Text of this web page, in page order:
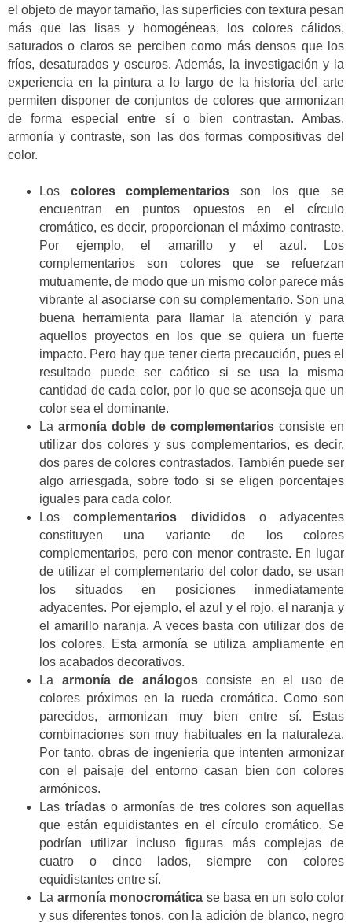
el objeto de mayor tamaño, las superficies con textura pesan
más que las lisas y homogéneas, los colores cálidos,
saturados o claros se perciben como más densos que los
fríos, desaturados y oscuros. Además, la investigación y la
experiencia en la pintura a lo largo de la historia del arte
permiten disponer de conjuntos de colores que armonizan
de forma especial entre sí o bien contrastan. Ambas,
armonía y contraste, son las dos formas compositivas del
color.
Los colores complementarios son los que se
encuentran en puntos opuestos en el círculo
cromático, es decir, proporcionan el máximo contraste.
Por ejemplo, el amarillo y el azul. Los
complementarios son colores que se refuerzan
mutuamente, de modo que un mismo color parece más
vibrante al asociarse con su complementario. Son una
buena herramienta para llamar la atención y para
aquellos proyectos en los que se quiera un fuerte
impacto. Pero hay que tener cierta precaución, pues el
resultado puede ser caótico si se usa la misma
cantidad de cada color, por lo que se aconseja que un
color sea el dominante.
Laarmonía doble de complementariosconsiste en
utilizar dos colores y sus complementarios, es decir,
dos pares de colores contrastados. También puede ser
algo arriesgada, sobre todo si se eligen porcentajes
iguales para cada color.
Loscomplementarios divididoso adyacentes
constituyen una variante de los colores
complementarios, pero con menor contraste. En lugar
de utilizar el complementario del color dado, se usan
los situados en posiciones inmediatamente
adyacentes. Por ejemplo, el azul y el rojo, el naranja y
el amarillo naranja. A veces basta con utilizar dos de
los colores. Esta armonía se utiliza ampliamente en
los acabados decorativos.
La armonía de análogosconsiste en el uso de
colores próximos en la rueda cromática. Como son
parecidos, armonizan muy bien entre sí. Estas
combinaciones son muy habituales en la naturaleza.
Por tanto, obras de ingeniería que intenten armonizar
con el paisaje del entorno casan bien con colores
armónicos.
Las tríadaso armonías de tres colores son aquellas
que están equidistantes en el círculo cromático. Se
podrían utilizar incluso figuras más complejas de
cuatro o cinco lados, siempre con colores
equidistantes entre sí.
La armonía monocromática se basa en un solo color
y sus diferentes tonos, con la adición de blanco, negro